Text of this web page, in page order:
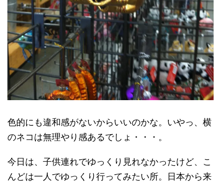
色的にも違和感がないからいいのかな。いやっ、横
のネコは無理やり感あるでしょ・・・。
今日は、子供連れでゆっくり見れなかったけど、こ
んどは一人でゆっくり行ってみたい所。日本から来